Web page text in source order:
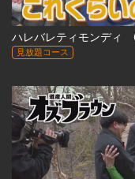
見放題コース